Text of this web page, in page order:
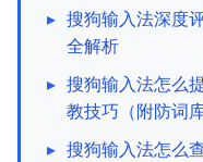
▸ 搜狗输入法深度
全解析
▸ 搜狗输入法怎么
教技巧（附防词
▸ 搜狗输入法怎么